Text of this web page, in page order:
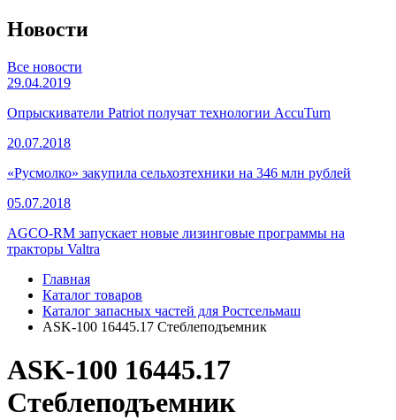
Новости
Все новости
29.04.2019
Опрыскиватели Patriot получат технологии AccuTurn
20.07.2018
«Русмолко» закупила сельхозтехники на 346 млн рублей
05.07.2018
AGCO-RM запускает новые лизинговые программы на
тракторы Valtra
Главная
Каталог товаров
Каталог запасных частей для Ростсельмаш
ASK-100 16445.17 Стеблеподъемник
ASK-100 16445.17
Стеблеподъемник